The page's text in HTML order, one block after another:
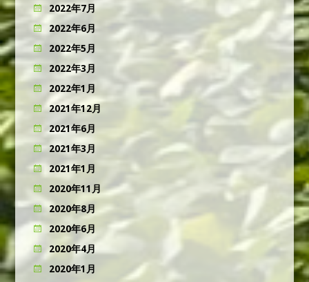
2022年7月
2022年6月
2022年5月
2022年3月
2022年1月
2021年12月
2021年6月
2021年3月
2021年1月
2020年11月
2020年8月
2020年6月
2020年4月
2020年1月